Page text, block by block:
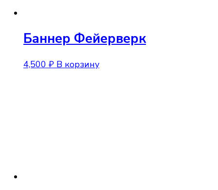
Баннер Фейерверк
4,500 ₽ В корзину